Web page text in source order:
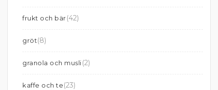
frukt och bär(42)
gröt(8)
granola och musli(2)
kaffe och te(23)